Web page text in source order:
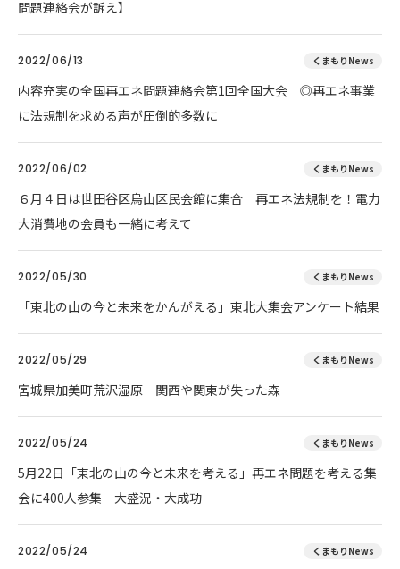
問題連絡会が訴え】
2022/06/13 くまもりNews
内容充実の全国再エネ問題連絡会第1回全国大会 ◎再エネ事業
に法規制を求める声が圧倒的多数に
2022/06/02 くまもりNews
６月４日は世田谷区烏山区民会館に集合 再エネ法規制を！電力
大消費地の会員も一緒に考えて
2022/05/30 くまもりNews
「東北の山の今と未来をかんがえる」東北大集会アンケート結果
2022/05/29 くまもりNews
宮城県加美町荒沢湿原 関西や関東が失った森
2022/05/24 くまもりNews
5月22日「東北の山の今と未来を考える」再エネ問題を考える集
会に400人参集 大盛況・大成功
2022/05/24 くまもりNews